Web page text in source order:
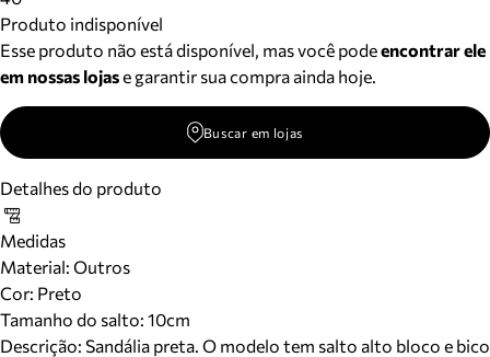
Produto indisponível
Esse produto não está disponível, mas você podeencontrar ele
em nossas lojase garantir sua compra ainda hoje.
Buscar em lojas
Detalhes do produto
Medidas
Material: Outros
Cor: Preto
Tamanho do salto: 10cm
Descrição: Sandália preta. O modelo tem salto alto bloco e bico